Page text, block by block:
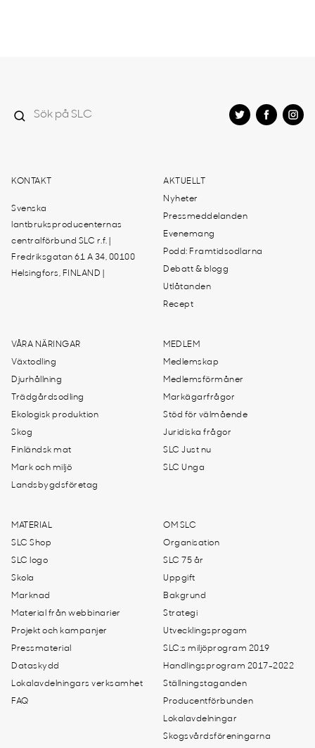
KONTAKT
Svenska
lantbruksproducenternas
centralförbund SLC r.f. |
Fredriksgatan 61 A 34, 00100
Helsingfors, FINLAND |
AKTUELLT
Nyheter
Pressmeddelanden
Evenemang
Podd: Framtidsodlarna
Debatt & blogg
Utlåtanden
Recept
VÅRA NÄRINGAR
Växtodling
Djurhållning
Trädgårdsodling
Ekologisk produktion
Skog
Finländsk mat
Mark och miljö
Landsbygdsföretag
MEDLEM
Medlemskap
Medlemsförmåner
Markägarfrågor
Stöd för välmående
Juridiska frågor
SLC Just nu
SLC Unga
MATERIAL
SLC Shop
SLC logo
Skola
Marknad
Material från webbinarier
Projekt och kampanjer
Pressmaterial
Dataskydd
Lokalavdelningars verksamhet
FAQ
OM SLC
Organisation
SLC 75 år
Uppgift
Bakgrund
Strategi
Utvecklingsprogam
SLC:s miljöprogram 2019
Handlingsprogram 2017-2022
Ställningstaganden
Producentförbunden
Lokalavdelningar
Skogsvårdsföreningarna